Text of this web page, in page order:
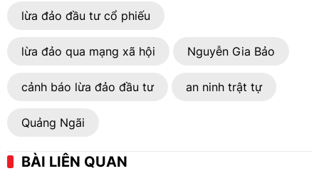
lừa đảo đầu tư cổ phiếu
lừa đảo qua mạng xã hội Nguyễn Gia Bảo
cảnh báo lừa đảo đầu tư an ninh trật tự
Quảng Ngãi
BÀI LIÊN QUAN